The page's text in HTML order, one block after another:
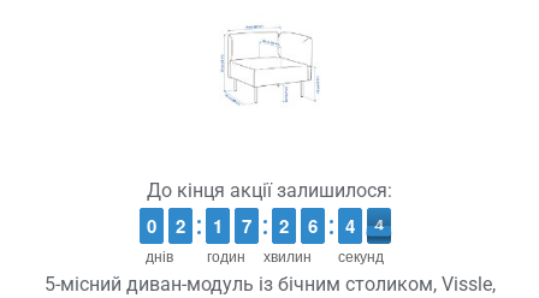
До кінця акції залишилося:
днів
9
9
0
0 1
1
2
2
годин
1
1
1
1 6
6
7
7
хвилин
1
1
2
2 5
5
6
6
секунд
5
4
4 4
4
3
5-місний диван-модуль із бічним столиком, Vissle,